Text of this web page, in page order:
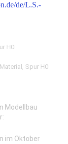
de/L.S.-
H0
, Spur H0
Modellbau
im Oktober